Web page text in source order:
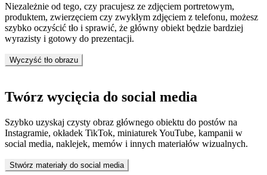
Niezależnie od tego, czy pracujesz ze zdjęciem portretowym,
produktem, zwierzęciem czy zwykłym zdjęciem z telefonu, możesz
szybko oczyścić tło i sprawić, że główny obiekt będzie bardziej
wyrazisty i gotowy do prezentacji.
Wyczyść tło obrazu
Twórz wycięcia do social media
Szybko uzyskaj czysty obraz głównego obiektu do postów na
Instagramie, okładek TikTok, miniaturek YouTube, kampanii w
social media, naklejek, memów i innych materiałów wizualnych.
Stwórz materiały do social media